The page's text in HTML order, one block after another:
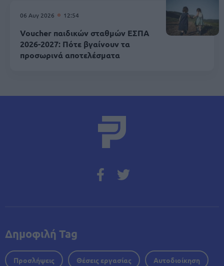
06 Αυγ 2026 12:54
Voucher παιδικών σταθμών ΕΣΠΑ
2026-2027: Πότε βγαίνουν τα
προσωρινά αποτελέσματα
Δημοφιλή Tag
Προσλήψεις Θέσεις εργασίας Αυτοδιοίκηση